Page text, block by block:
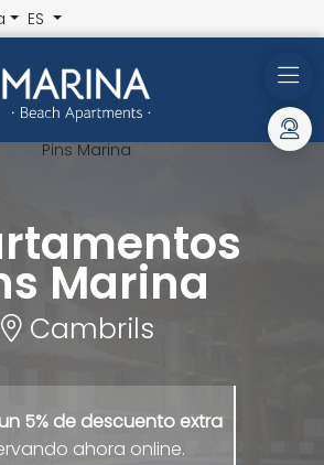
ES
Marina
Cambrils
5% de descuento extra
ahora online.